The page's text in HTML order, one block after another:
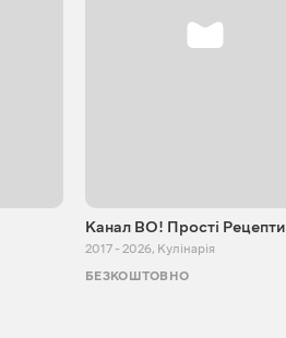
Канал ВО! Прості Рецепти
2017 - 2026, Кулінарія
БЕЗКОШТОВНО